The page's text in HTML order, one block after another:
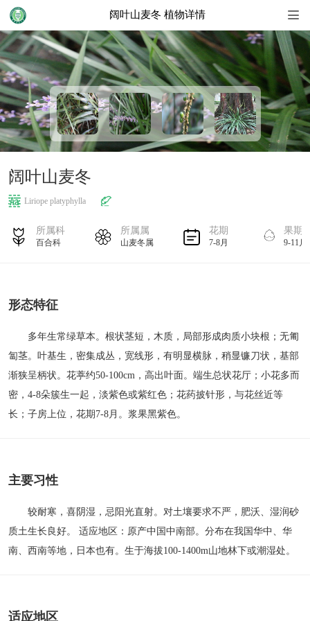
阔叶山麦冬 植物详情
首页
地图
植物名录
植物花历
植物搜索
阔叶山麦冬
Liriope platyphylla
所属科
百合科
所属属
山麦冬属
花期
7-8月
果期
9-11月
形态特征
多年生常绿草本。根状茎短，木质，局部形成肉质小块根；无匍
匐茎。叶基生，密集成丛，宽线形，有明显横脉，稍显镰刀状，基部
渐狭呈柄状。花葶约50-100cm，高出叶面。端生总状花厅；小花多而
密，4-8朵簇生一起，淡紫色或紫红色；花药披针形，与花丝近等
长；子房上位，花期7-8月。浆果黑紫色。
主要习性
较耐寒，喜阴湿，忌阳光直射。对土壤要求不严，肥沃、湿润砂
质土生长良好。 适应地区：原产中国中南部。分布在我国华中、华
南、西南等地，日本也有。生于海拔100-1400m山地林下或潮湿处。
适应地区